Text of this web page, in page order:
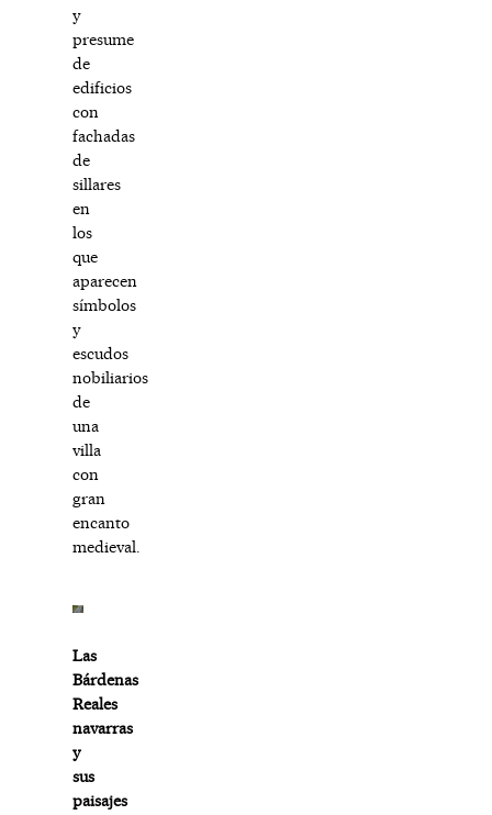
y
presume
de
edificios
con
fachadas
de
sillares
en
los
que
aparecen
símbolos
y
escudos
nobiliarios
de
una
villa
con
gran
encanto
medieval.
Las
Bárdenas
Reales
navarras
y
sus
paisajes